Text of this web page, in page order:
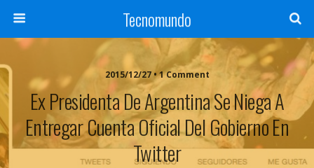
Tecnomundo
2015/12/27 • 1 Comment
Ex Presidenta De Argentina Se Niega A
Entregar Cuenta Oficial Del Gobierno En
Twitter